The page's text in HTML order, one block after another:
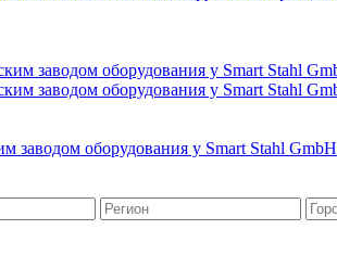
заводом оборудования у Smart Stahl GmbH